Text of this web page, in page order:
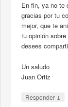
En fin, ya no te
gracias por tu
mejor, que te
tu opinión
desees
Un saludo
Juan Ortiz
Responder ↓